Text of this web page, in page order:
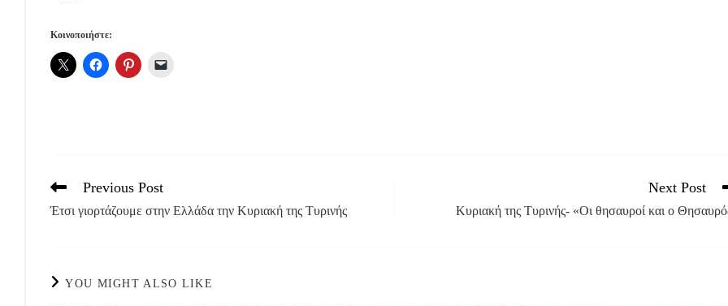
Κοινοποιήστε:
Read
articles
Previous Post
Έτσι γιορτάζουμε στην Ελλάδα την Κυριακή της Τυρινής
Next Post
Κυριακή της Τυρινής- «Οι θησαυροί και ο
YOU MIGHT ALSO LIKE